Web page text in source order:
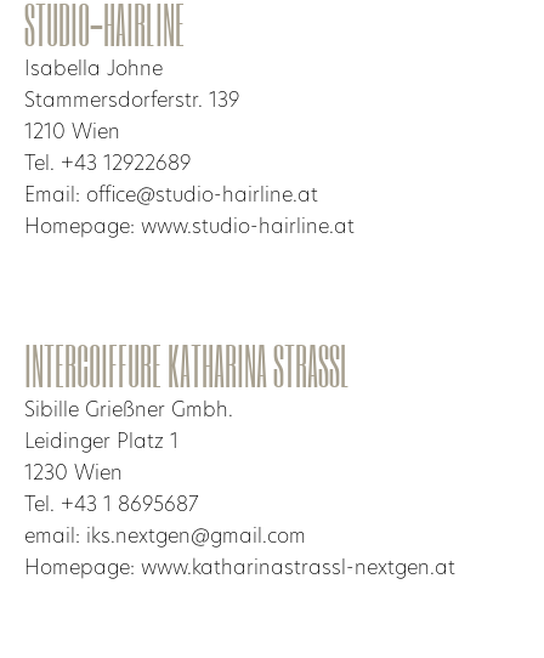
STUDIO-HAIRLINE
Isabella Johne
Stammersdorferstr. 139
1210 Wien
Tel. +43 12922689
Email: office@studio-hairline.at
Homepage: www.studio-hairline.at
INTERCOIFFURE KATHARINA STRASSL
Sibille Grießner Gmbh.
Leidinger Platz 1
1230 Wien
Tel. +43 1 8695687
email: iks.nextgen@gmail.com
Homepage: www.katharinastrassl-nextgen.at